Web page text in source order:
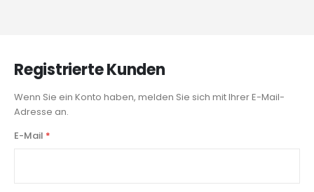
Registrierte Kunden
Wenn Sie ein Konto haben, melden Sie sich mit Ihrer E-Mail-
Adresse an.
E-Mail